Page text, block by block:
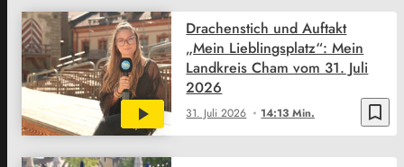
bookmark_border
31. Juli 2026 14:13 Min.
Drachenstich und Auftakt
„Mein Lieblingsplatz“: Mein
Landkreis Cham vom 31. Juli
2026